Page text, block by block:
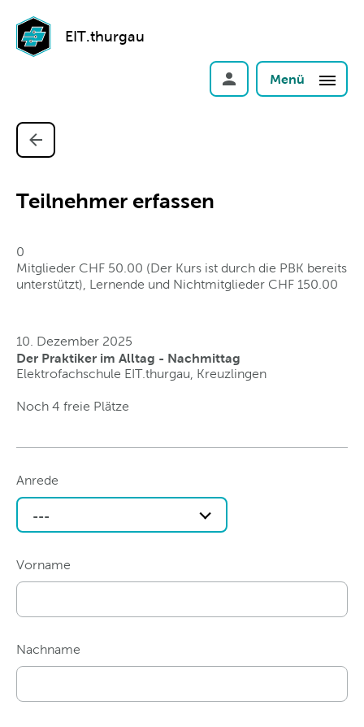
EIT.thurgau
Menü
Teilnehmer erfassen
0
Mitglieder CHF 50.00 (Der Kurs ist durch die PBK bereits
unterstützt), Lernende und Nichtmitglieder CHF 150.00
10. Dezember 2025
Der Praktiker im Alltag - Nachmittag
Elektrofachschule EIT.thurgau, Kreuzlingen
Noch 4 freie Plätze
Anrede
---
Vorname
Nachname